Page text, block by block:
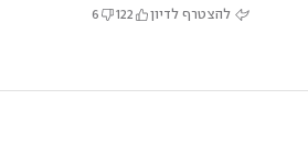
להצטרף לדיון 122
6